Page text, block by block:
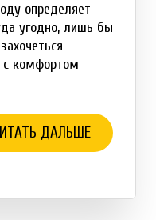
определяет
угодно, лишь бы
с комфортом
ДАЛЬШЕ